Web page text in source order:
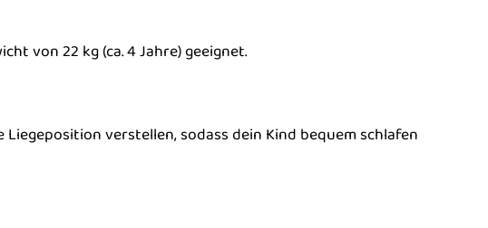
von 22 kg (ca. 4 Jahre) geeignet.
verstellen, sodass dein Kind bequem schlafen